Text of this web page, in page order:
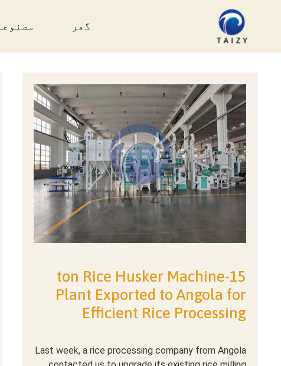
گھر
15-ton Rice Husker Machine
Plant Exported to Angola for
Efficient Rice Processing
Last week, a rice processing company from Angola